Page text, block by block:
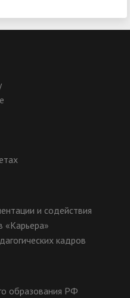
и содействия
«Карьера»
кадров
образования РФ